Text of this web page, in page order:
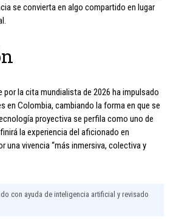
se convierta en algo compartido en lugar
la cita mundialista de 2026 ha impulsado
en Colombia, cambiando la forma en que se
proyectiva se perfila como uno de
la experiencia del aficionado en
una vivencia “más inmersiva, colectiva y
con ayuda de inteligencia artificial y revisado